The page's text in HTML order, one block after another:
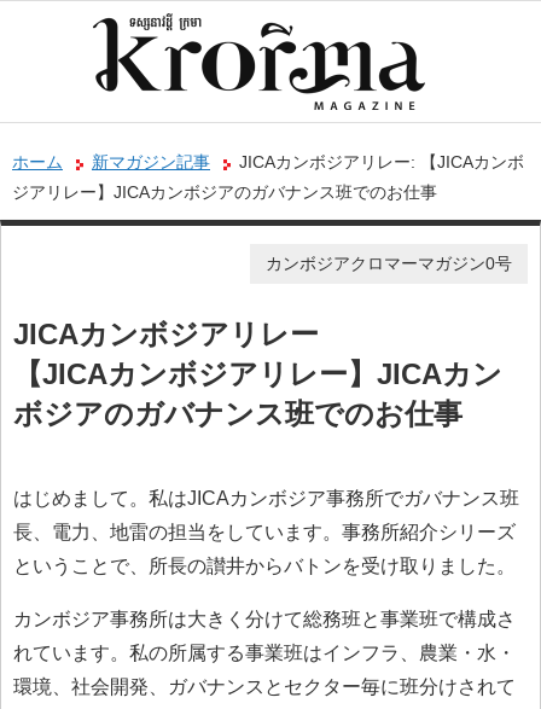
ホーム 新マガジン記事
JICAカンボジアリレー: 【JICAカンボ
ジアリレー】JICAカンボジアのガバナンス班でのお仕事
カンボジアクロマーマガジン0号
JICAカンボジアリレー
【JICAカンボジアリレー】JICAカン
ボジアのガバナンス班でのお仕事
はじめまして。私はJICAカンボジア事務所でガバナンス班
長、電力、地雷の担当をしています。事務所紹介シリーズ
ということで、所長の讃井からバトンを受け取りました。
カンボジア事務所は大きく分けて総務班と事業班で構成さ
れています。私の所属する事業班はインフラ、農業・水・
環境、社会開発、ガバナンスとセクター毎に班分けされて